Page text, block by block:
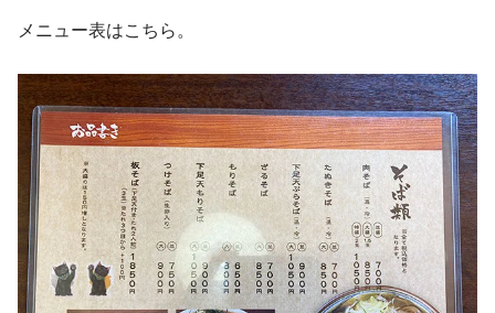
メニュー表はこちら。